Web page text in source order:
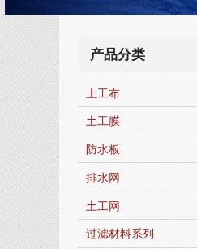
产品分类
土工布
土工膜
防水板
排水网
土工网
过滤材料系列